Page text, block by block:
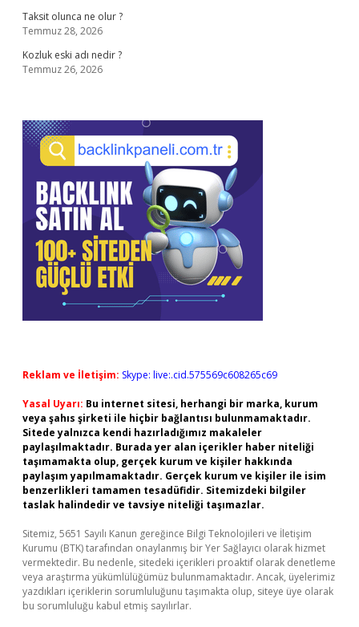
Taksit olunca ne olur ?
Temmuz 28, 2026
Kozluk eski adı nedir ?
Temmuz 26, 2026
Reklam ve İletişim: Skype: live:.cid.575569c608265c69
Yasal Uyarı: Bu internet sitesi, herhangi bir marka, kurum
veya şahıs şirketi ile hiçbir bağlantısı bulunmamaktadır.
Sitede yalnızca kendi hazırladığımız makaleler
paylaşılmaktadır. Burada yer alan içerikler haber niteliği
taşımamakta olup, gerçek kurum ve kişiler hakkında
paylaşım yapılmamaktadır. Gerçek kurum ve kişiler ile isim
benzerlikleri tamamen tesadüfidir. Sitemizdeki bilgiler
taslak halindedir ve tavsiye niteliği taşımazlar.
Sitemiz, 5651 Sayılı Kanun gereğince Bilgi Teknolojileri ve İletişim
Kurumu (BTK) tarafından onaylanmış bir Yer Sağlayıcı olarak hizmet
vermektedir. Bu nedenle, sitedeki içerikleri proaktif olarak denetleme
veya araştırma yükümlülüğümüz bulunmamaktadır. Ancak, üyelerimiz
yazdıkları içeriklerin sorumluluğunu taşımakta olup, siteye üye olarak
bu sorumluluğu kabul etmiş sayılırlar.